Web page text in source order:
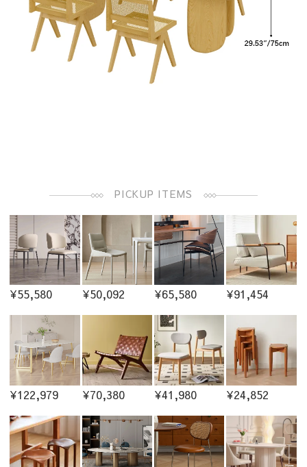
PICKUP ITEMS
¥55,580 ¥50,092 ¥65,580 ¥91,454
¥122,979 ¥70,380 ¥41,980 ¥24,852